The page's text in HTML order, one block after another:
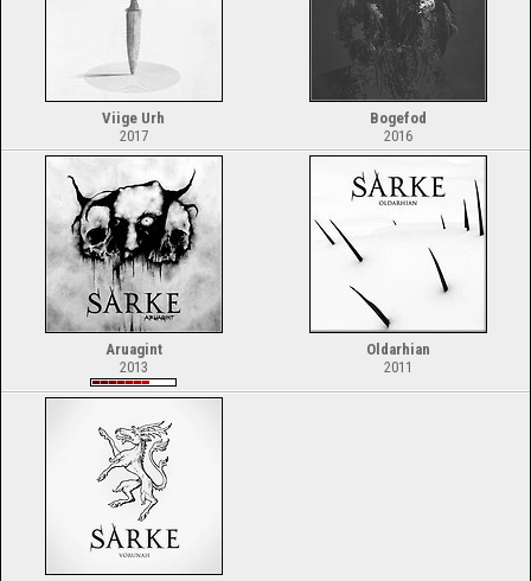
Viige Urh
2017
Bogefod
2016
Aruagint
2013
Oldarhian
2011